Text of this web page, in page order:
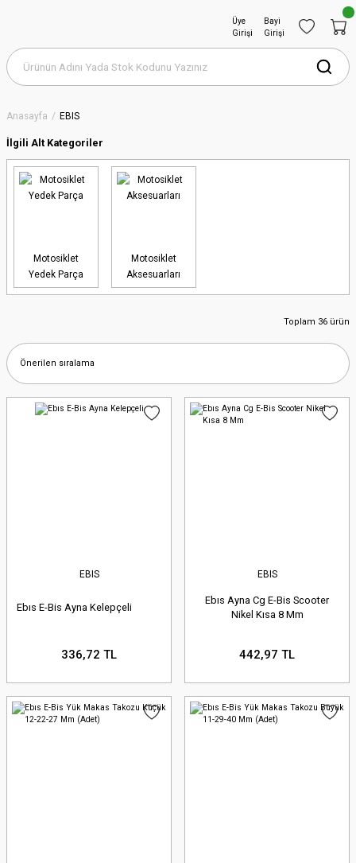
Üye
Girişi
Bayi
Girişi
Anasayfa EBIS
İlgili Alt Kategoriler
Motosiklet
Yedek Parça
Motosiklet
Aksesuarları
Toplam 36 ürün
EBIS
Ebıs E-Bis Ayna Kelepçeli
336,72 TL
EBIS
Ebıs Ayna Cg E-Bis Scooter
Nikel Kısa 8 Mm
442,97 TL